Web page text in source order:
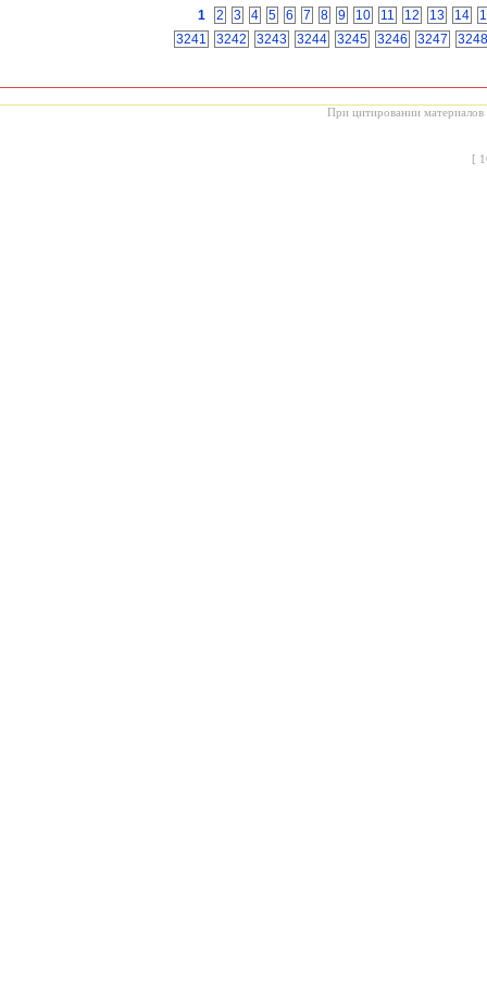
1 2 3 4 5 6 7 8 9 10 11 12 13 14
3241
3242 3243 3244 3245 3246 3247 3248
При цитировании материалов
[